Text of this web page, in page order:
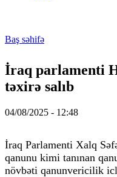
Baş səhifə
İraq parlamenti
təxirə salıb
04/08/2025 - 12:48
İraq Parlamenti Xalq
qanunu kimi tanınan
növbəti qanunvericilik